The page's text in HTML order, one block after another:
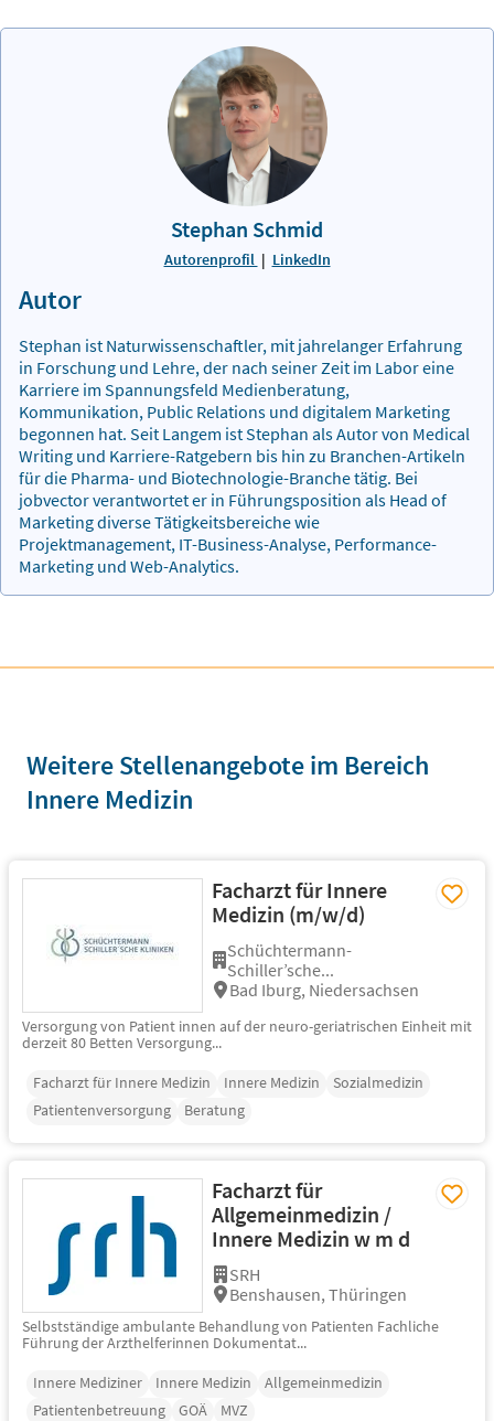
Stephan Schmid
Autorenprofil | LinkedIn
Autor
Stephan ist Naturwissenschaftler, mit jahrelanger Erfahrung
in Forschung und Lehre, der nach seiner Zeit im Labor eine
Karriere im Spannungsfeld Medienberatung,
Kommunikation, Public Relations und digitalem Marketing
begonnen hat. Seit Langem ist Stephan als Autor von Medical
Writing und Karriere-Ratgebern bis hin zu Branchen-Artikeln
für die Pharma- und Biotechnologie-Branche tätig. Bei
jobvector verantwortet er in Führungsposition als Head of
Marketing diverse Tätigkeitsbereiche wie
Projektmanagement, IT-Business-Analyse, Performance-
Marketing und Web-Analytics.
Weitere Stellenangebote im Bereich
Innere Medizin
Facharzt für Innere
Medizin (m/w/d)
Schüchtermann-
Schiller’sche...
Bad Iburg, Niedersachsen
Versorgung von Patient innen auf der neuro-geriatrischen Einheit mit
derzeit 80 Betten Versorgung...
Facharzt für Innere Medizin
Innere Medizin
Sozialmedizin
Patientenversorgung
Beratung
Facharzt für
Allgemeinmedizin /
Innere Medizin w m d
SRH
Benshausen, Thüringen
Selbstständige ambulante Behandlung von Patienten Fachliche
Führung der Arzthelferinnen Dokumentat...
Innere Mediziner
Innere Medizin
Allgemeinmedizin
Patientenbetreuung
GOÄ MVZ